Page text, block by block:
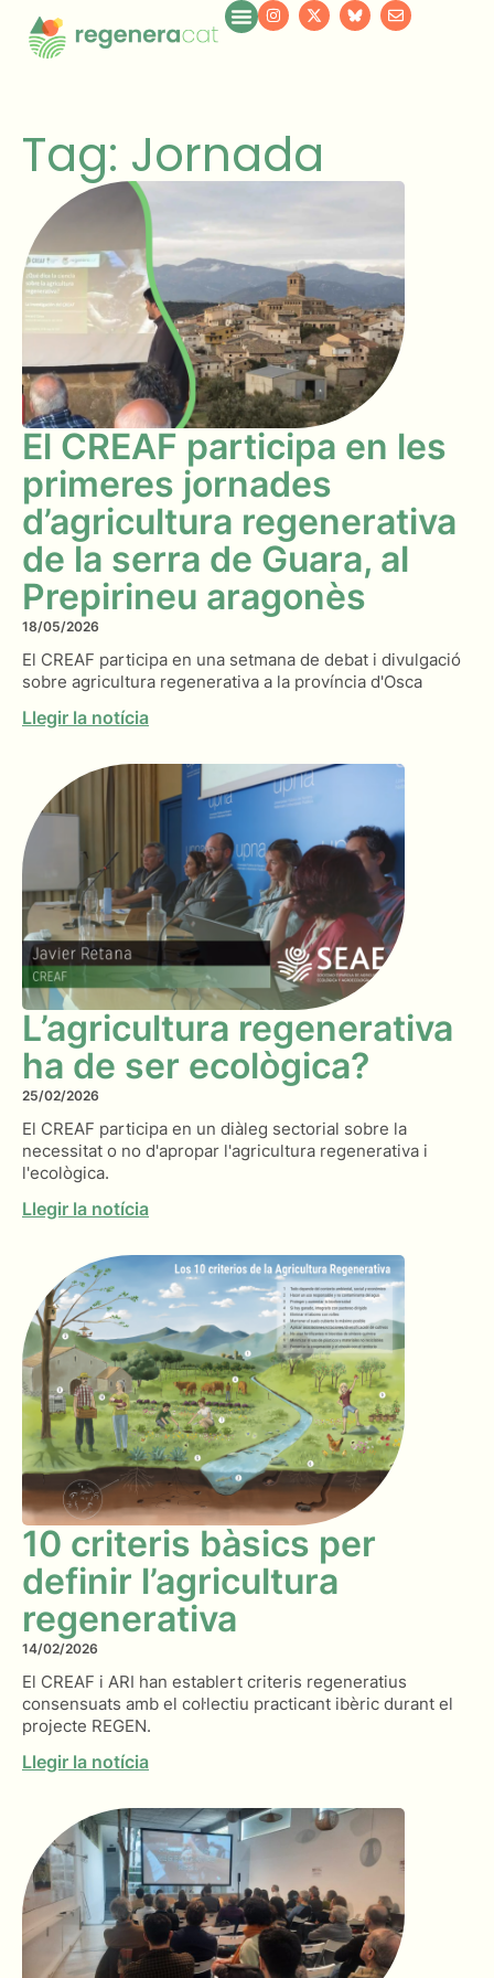
Tag: Jornada
El CREAF participa en les
primeres jornades
d’agricultura regenerativa
de la serra de Guara, al
Prepirineu aragonès
18/05/2026
El CREAF participa en una setmana de debat i divulgació
sobre agricultura regenerativa a la província d'Osca
Llegir la notícia
L’agricultura regenerativa
ha de ser ecològica?
25/02/2026
El CREAF participa en un diàleg sectorial sobre la
necessitat o no d'apropar l'agricultura regenerativa i
l'ecològica.
Llegir la notícia
10 criteris bàsics per
definir l’agricultura
regenerativa
14/02/2026
El CREAF i ARI han establert criteris regeneratius
consensuats amb el col·lectiu practicant ibèric durant el
projecte REGEN.
Llegir la notícia